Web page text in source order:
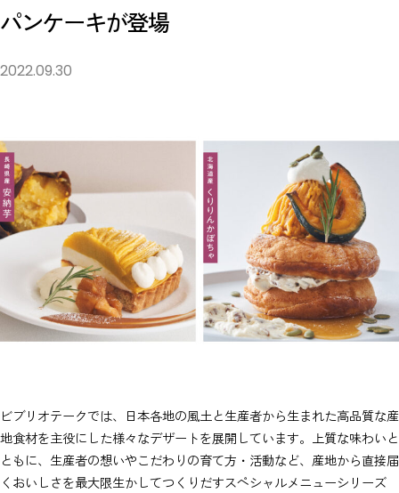
パンケーキが登場
2022.09.30
ビブリオテークでは、日本各地の風土と生産者から生まれた高品質な産
地食材を主役にした様々なデザートを展開しています。上質な味わいと
ともに、生産者の想いやこだわりの育て方・活動など、産地から直接届
くおいしさを最大限生かしてつくりだすスペシャルメニューシリーズ